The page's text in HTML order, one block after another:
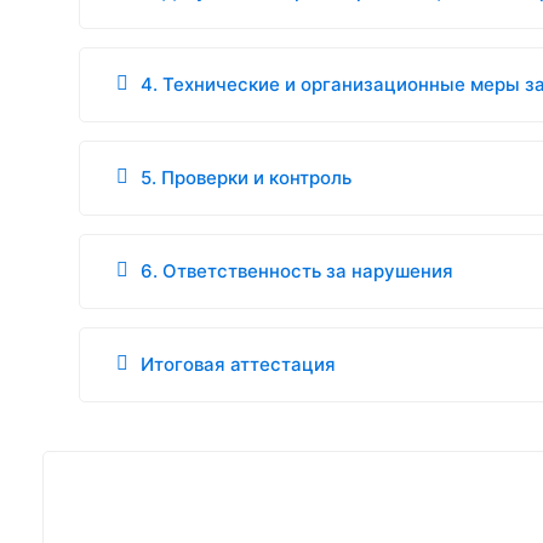
4. Технические и организационные меры
5. Проверки и контроль
6. Ответственность за нарушения
Итоговая аттестация